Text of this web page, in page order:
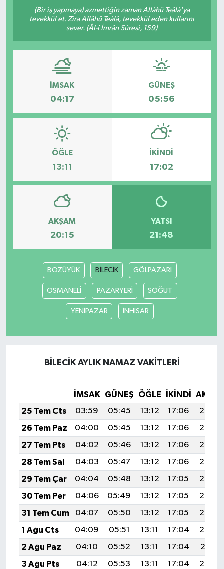
(Bir iş yapmaya) azmettiğin zaman Allâhü Teâlâ'ya
tevekkül et. Zira Allâhü Teâlâ, tevekkül eden kullarını
sever. (Âl-i İmrân Sûresi, 159)
İMSAK
04:17
GÜNEŞ
05:56
ÖĞLE
13:11
İKINDI
17:02
AKŞAM
20:15
YATSI
21:48
BOZÜYÜK BİLECİK GÖLPAZARI
OSMANELİ PAZARYERİ SÖĞÜT
YENİPAZAR İNHİSAR
BİLECİK AYLIK NAMAZ VAKITLERI
İMSAK GÜNEŞ ÖĞLE İKINDI
25 Tem Cts
03:59 05:45 13:12 17:06
20:29
26 Tem Paz
04:00 05:45 13:12 17:06
20:28
27 Tem Pts
04:02 05:46 13:12 17:06
20:27
28 Tem Sal
04:03 05:47 13:12 17:06
20:26
29 Tem Çar
04:04 05:48 13:12 17:05
20:25
30 Tem Per
04:06 05:49 13:12 17:05
20:24
31 Tem Cum
04:07 05:50 13:12 17:05
20:23
1 Ağu Cts
04:09 05:51 13:11 17:04
20:22
2 Ağu Paz
04:10 05:52 13:11 17:04
20:21
3 Ağu Pts
04:12 05:53 13:11 17:04
20:20
DÜNYA
EGE
EĞİTİM
EKOLOJİ VE ÇEVRE
BİLİM VE TEKNOLOJİ
GÜNDEM
HABERDE İNSAN
KÜLTÜR SANAT
MAGAZİN
ÖZEL HABER
SAĞLIK
SPOR
YAŞAM
YEREL
AFYON
AFYONKARAHİSAR
AYDIN
DENİZLİ